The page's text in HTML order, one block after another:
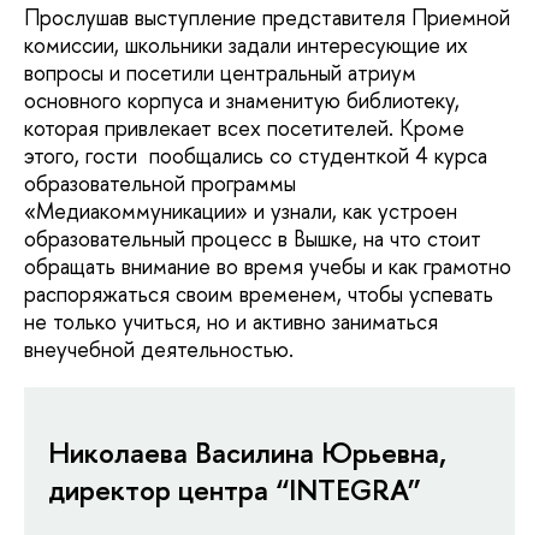
Прослушав выступление представителя Приемной
комиссии, школьники задали интересующие их
вопросы и посетили центральный атриум
основного корпуса и знаменитую библиотеку,
которая привлекает всех посетителей. Кроме
этого, гости пообщались со студенткой 4 курса
образовательной программы
«Медиакоммуникации» и узнали, как устроен
образовательный процесс в Вышке, на что стоит
обращать внимание во время учебы и как грамотно
распоряжаться своим временем, чтобы успевать
не только учиться, но и активно заниматься
внеучебной деятельностью.
Николаева Василина Юрьевна,
директор центра “INTEGRA”